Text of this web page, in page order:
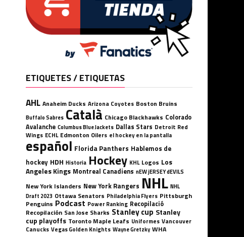
ETIQUETES / ETIQUETAS
AHL Anaheim Ducks Arizona Coyotes Boston Bruins
Buffalo Sabres Català Chicago Blackhawks Colorado
Avalanche Columbus Blue Jackets Dallas Stars Detroit Red
Wings ECHL Edmonton Oilers el hockey en la pantalla
español Florida Panthers Hablemos de
hockey HDH Historia Hockey KHL Logos Los
Angeles Kings Montreal Canadiens nEW jERSEY dEVILS
New York Islanders New York Rangers NHL NHL
Draft 2023 Ottawa Senators Philadelphia Flyers Pittsburgh
Penguins Podcast Power Ranking Recopilació
Recopilación San Jose Sharks Stanley cup Stanley
cup playoffs Toronto Maple Leafs Uniformes Vancouver
Canucks Vegas Golden Knights Wayne Gretzky WHA